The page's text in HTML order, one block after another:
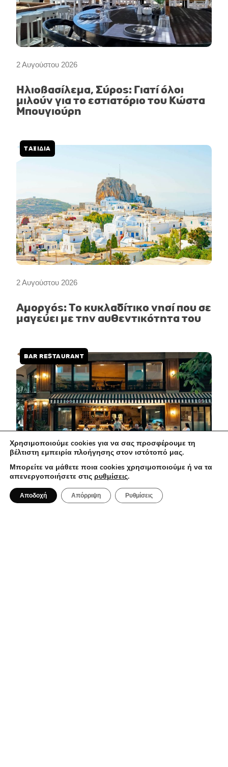
2 Αυγούστου 2026
Ηλιοβασίλεμα, Σύρος: Γιατί όλοι
μιλούν για το εστιατόριο του Κώστα
Μπουγιούρη
2 Αυγούστου 2026
ΤΑΞΙΔΙΑ
Αμοργός: Το κυκλαδίτικο νησί που σε
μαγεύει με την αυθεντικότητα του
1 Αυγούστου 2026
BAR RESTAURANT
Χρησιμοποιούμε cookies για να σας προσφέρουμε τη
βέλτιστη εμπειρία πλοήγησης στον ιστότοπό μας.
Μπορείτε να μάθετε ποια cookies χρησιμοποιούμε ή να τα
απενεργοποιήσετε στις ρυθμίσεις.
Αποδοχή Απόρριψη Ρυθμίσεις